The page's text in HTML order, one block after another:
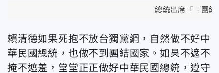
總統出席「『團
賴清德如果死抱不放台獨黨綱，自然做不好中
華民國總統，也做不到團結國家。如果不遮不
掩不遮羞，堂堂正正做好中華民國總統，遵守